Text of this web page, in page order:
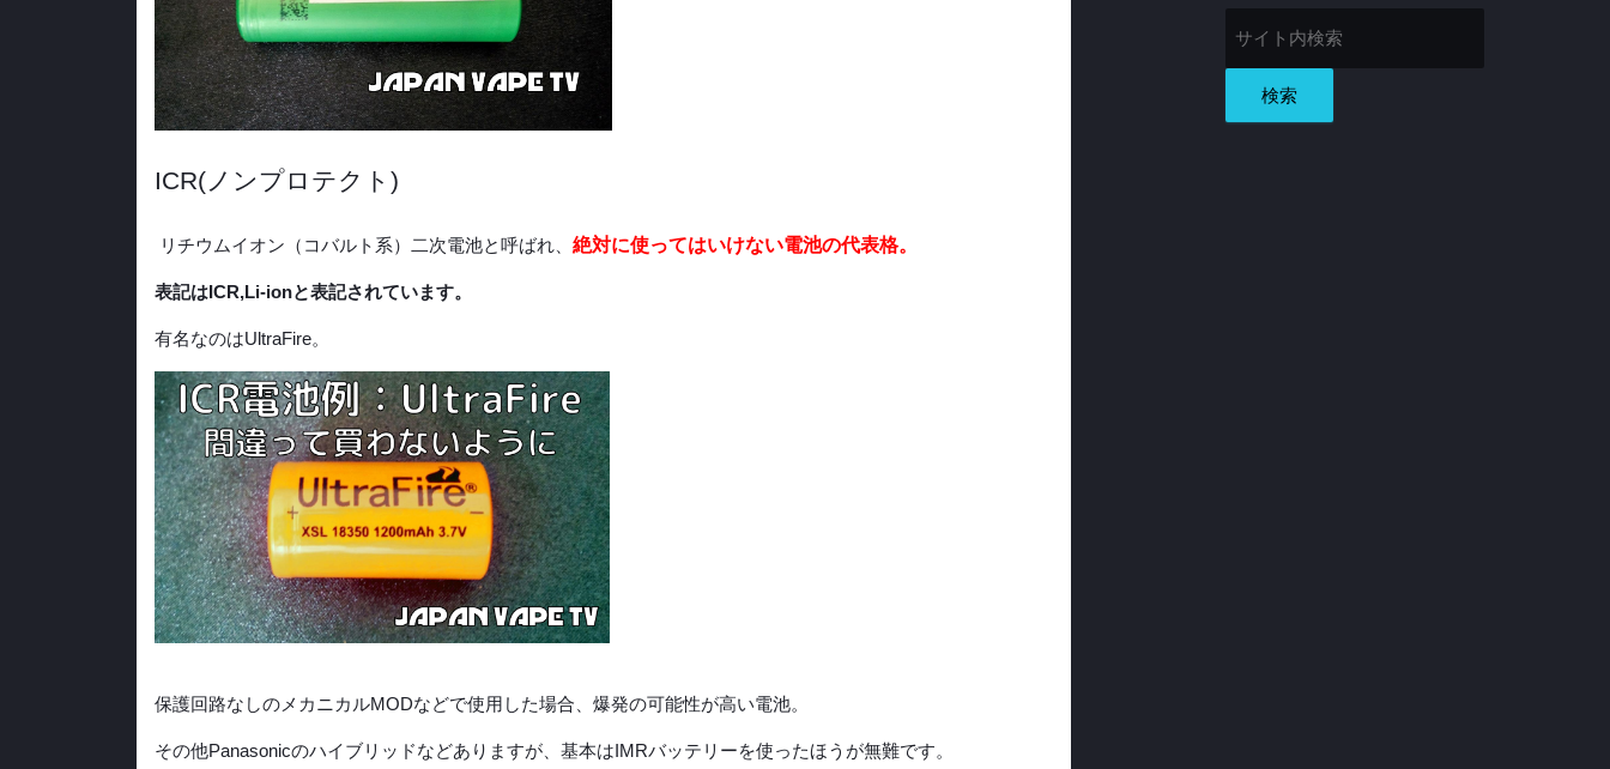
ICR(ノンプロテクト)
リチウムイオン（コバルト系）二次電池と呼ばれ、 絶対に使ってはいけない電池の代表格。
表記はICR,Li-ionと表記されています。
有名なのはUltraFire。
保護回路なしのメカニカルMODなどで使用した場合、爆発の可能性が高い電池。
その他Panasonicのハイブリッドなどありますが、基本はIMRバッテリーを使ったほうが無難です。